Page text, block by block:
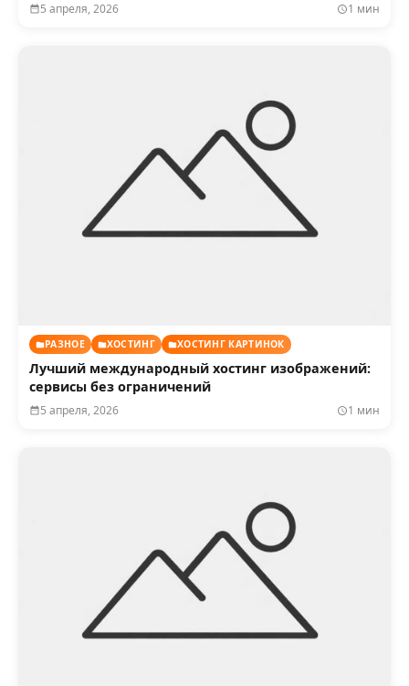
5 апреля, 2026 1 мин
РАЗНОЕ ХОСТИНГ ХОСТИНГ КАРТИНОК
Лучший международный хостинг изображений:
сервисы без ограничений
5 апреля, 2026 1 мин